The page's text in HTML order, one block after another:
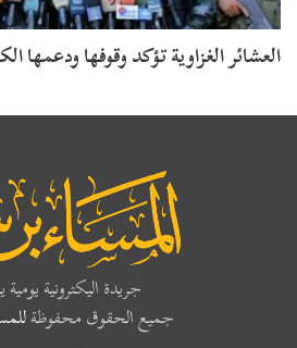
العشائر الغزاوية تؤكد وقوفها ودعمها
جريدة اليكترونية يومية
جميع الحقوق محفوظة